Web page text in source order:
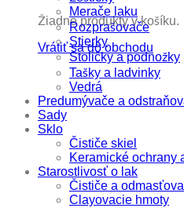
Žiadne produkty v košíku.
Vrátiť sa do obchodu
Merače laku
Rozprašovače
Stierky
Stoličky a podnožky
Tašky a ladvinky
Vedrá
Predumývače a
Sady
Sklo
Čističe skiel
Keramické ochrany
Starostlivosť o lak
Čističe a
Clayovacie hmoty